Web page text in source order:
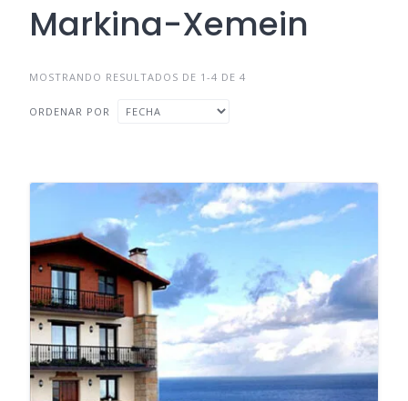
Markina-Xemein
MOSTRANDO RESULTADOS DE 1-4 DE 4
ORDENAR POR